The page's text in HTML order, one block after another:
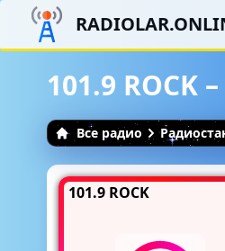
101.9
Все радио
101.9 ROCK